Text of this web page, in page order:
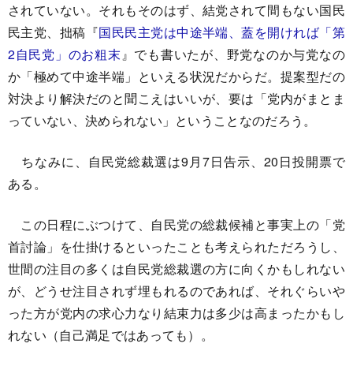
されていない。それもそのはず、結党されて間もない国民
民主党、拙稿『国民民主党は中途半端、蓋を開ければ「第
2自民党」のお粗末』でも書いたが、野党なのか与党なの
か「極めて中途半端」といえる状況だからだ。提案型だの
対決より解決だのと聞こえはいいが、要は「党内がまとま
っていない、決められない」ということなのだろう。
ちなみに、自民党総裁選は9月7日告示、20日投開票で
ある。
この日程にぶつけて、自民党の総裁候補と事実上の「党
首討論」を仕掛けるといったことも考えられただろうし、
世間の注目の多くは自民党総裁選の方に向くかもしれない
が、どうせ注目されず埋もれるのであれば、それぐらいや
った方が党内の求心力なり結束力は多少は高まったかもし
れない（自己満足ではあっても）。